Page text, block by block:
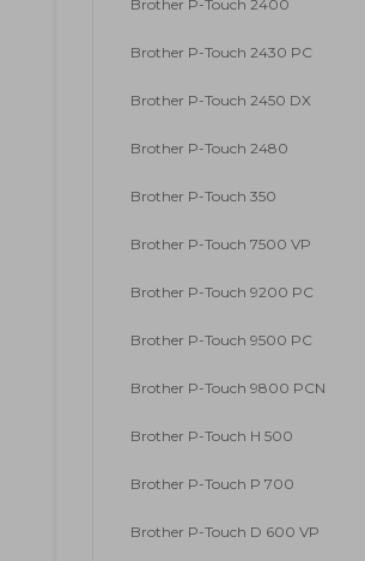
Brother P-Touch 2400
Brother P-Touch 2430 PC
Brother P-Touch 2450 DX
Brother P-Touch 2480
Brother P-Touch 350
Brother P-Touch 7500 VP
Brother P-Touch 9200 PC
Brother P-Touch 9500 PC
Brother P-Touch 9800 PCN
Brother P-Touch H 500
Brother P-Touch P 700
Brother P-Touch D 600 VP